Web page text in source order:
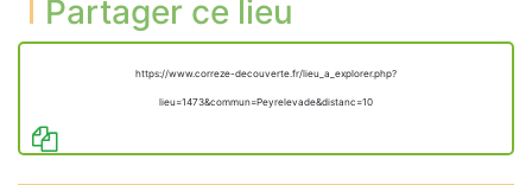
Partager ce lieu
https://www.correze-decouverte.fr/lieu_a_explorer.php?
lieu=1473&commun=Peyrelevade&distanc=10